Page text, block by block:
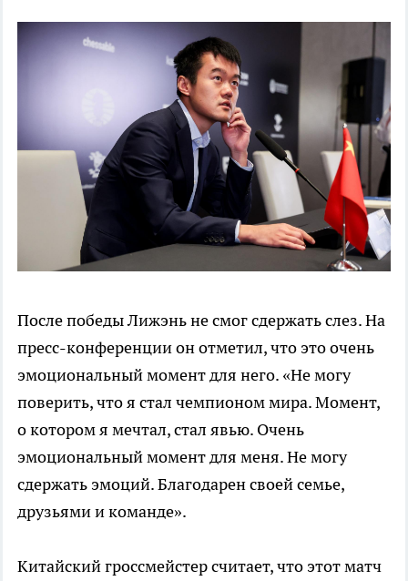
После победы Лижэнь не смог сдержать слез. На
пресс-конференции он отметил, что это очень
эмоциональный момент для него. «Не могу
поверить, что я стал чемпионом мира. Момент,
о котором я мечтал, стал явью. Очень
эмоциональный момент для меня. Не могу
сдержать эмоций. Благодарен своей семье,
друзьями и команде».
Китайский гроссмейстер считает, что этот матч